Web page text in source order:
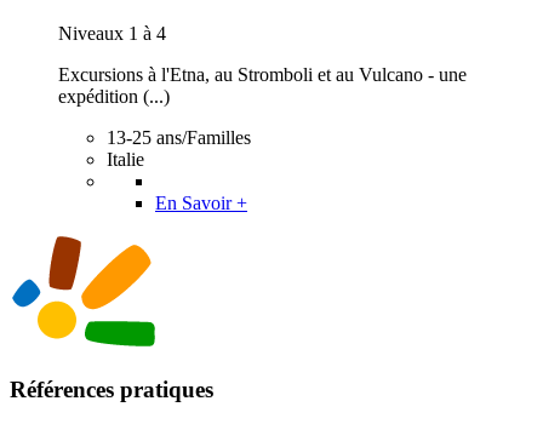
Niveaux 1 à 4
Excursions à l'Etna, au Stromboli et au Vulcano - une
expédition (...)
13-25 ans/Familles
Italie
En Savoir +
Références pratiques